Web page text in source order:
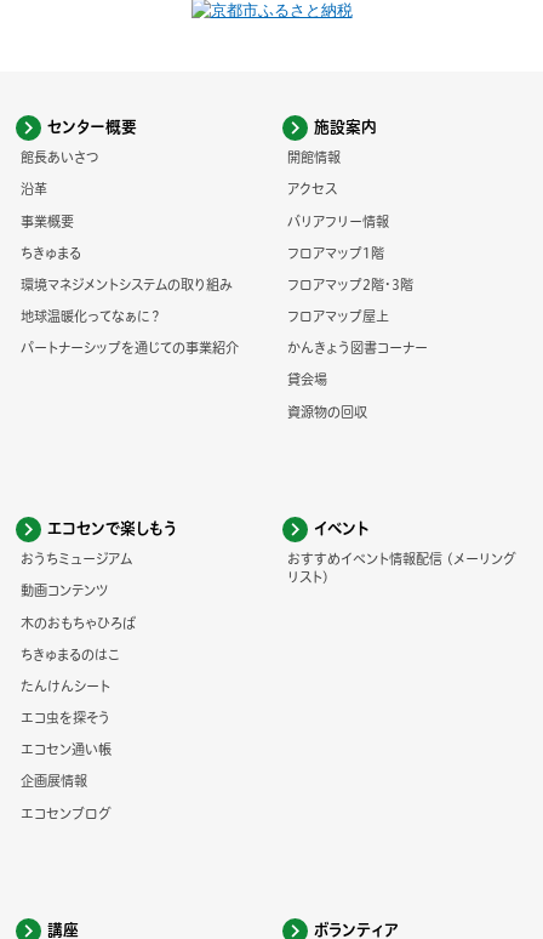
センター概要
館長あいさつ
沿革
事業概要
ちきゅまる
環境マネジメントシステムの取り組み
地球温暖化ってなぁに？
パートナーシップを通じての事業紹介
施設案内
開館情報
アクセス
バリアフリー情報
フロアマップ1階
フロアマップ2階・3階
フロアマップ屋上
かんきょう図書コーナー
貸会場
資源物の回収
エコセンで楽しもう
おうちミュージアム
動画コンテンツ
木のおもちゃひろば
ちきゅまるのはこ
たんけんシート
エコ虫を探そう
エコセン通い帳
企画展情報
エコセンブログ
イベント
おすすめイベント情報配信 (メーリング
リスト)
講座 ボランティア